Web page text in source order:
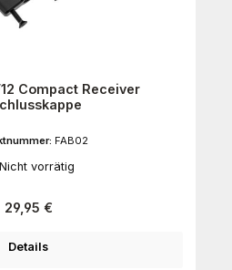
Compact Receiver
FAB02
Nicht vorrätig
Regulärer Preis:
29,95 €
Details